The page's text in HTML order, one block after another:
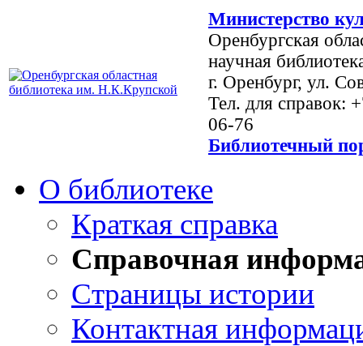
Министерство
Оренбургская
научная
г. Оренбург, ул.
Тел. для справок:
06-76
Библиотечный
О библиотеке
Краткая справка
Справочная
Страницы истории
Контактная